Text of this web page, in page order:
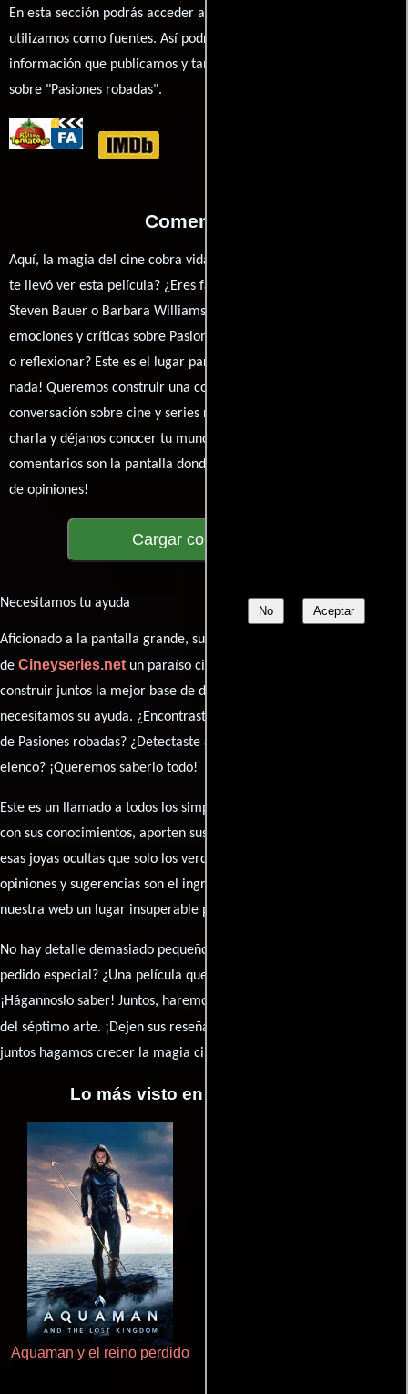
No Aceptar
En esta sección podrás acceder a los recursos externos que
utilizamos como fuentes. Así podrás chequear toda la
información que publicamos y también ampliar tu conocimiento
sobre "Pasiones robadas".
Comentarios
Aquí, la magia del cine cobra vida a través de tus opiniones. ¿Qué
te llevó ver esta película? ¿Eres fan de Douglas Day Stewart,
Steven Bauer o Barbara Williams? Comparte tus pensamientos,
emociones y críticas sobre Pasiones robadas. ¿Te hizo reír, llorar
o reflexionar? Este es el lugar para expresarlo. ¡No te guardes
nada! Queremos construir una comunidad apasionada donde la
conversación sobre cine y series nunca se detenga. Únete a la
charla y déjanos conocer tu mundo cinematográfico. ¡Los
comentarios son la pantalla donde se proyecta nuestra diversidad
de opiniones!
Cargar comentarios
Necesitamos tu ayuda
Aficionado a la pantalla grande, su participación es clave para hacer
de Cineyseries.netun paraíso cinéfilo completo. Queremos
construir juntos la mejor base de datos cinematográfica, pero
necesitamos su ayuda. ¿Encontraste algún dato faltante en la ficha
de Pasiones robadas? ¿Detectaste algún error en la sinopsis o el
elenco? ¡Queremos saberlo todo!
Este es un llamado a todos los simpatizantes del cine: contribuyan
con sus conocimientos, aporten sus descubrimientos y compartan
esas joyas ocultas que solo los verdaderos fanáticos conocen. Sus
opiniones y sugerencias son el ingrediente secreto que hará de
nuestra web un lugar insuperable para los amantes del celuloide.
No hay detalle demasiado pequeño ni opinión insignificante. ¿Algún
pedido especial? ¿Una película que sueñas con ver reseñada?
¡Hágannoslo saber! Juntos, haremos de esta comunidad el epicentro
del séptimo arte. ¡Dejen sus reseña en la
juntos hagamos crecer la magia cinematográfica!
Lo más visto en Cineyseries.net
Aquaman y el reino perdido